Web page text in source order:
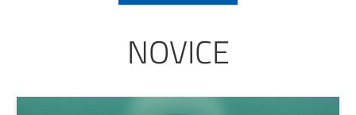
NOVICE